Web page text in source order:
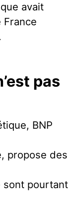
avait
France
pas
BNP
propose des
sont pourtant